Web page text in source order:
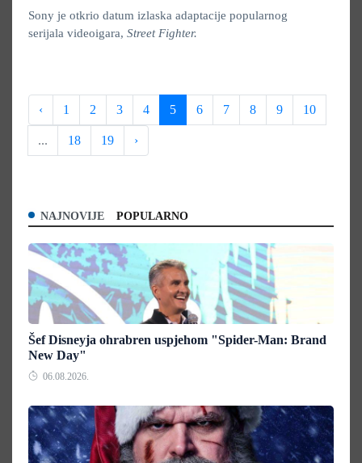
Sony je otkrio datum izlaska adaptacije popularnog
serijala videoigara, Street Fighter.
‹ 1 2 3 4 5 6 7 8 9 10
... 18 19 ›
NAJNOVIJE POPULARNO
Šef Disneyja ohrabren uspjehom "Spider-Man: Brand
New Day"
06.08.2026.